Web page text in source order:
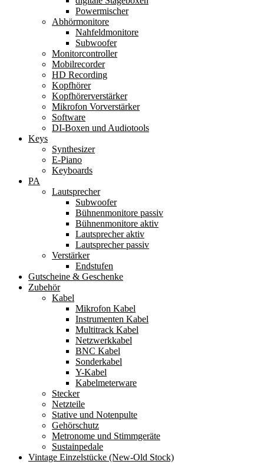
Powermischer
Abhörmonitore
Nahfeldmonitore
Subwoofer
Monitorcontroller
Mobilrecorder
HD Recording
Kopfhörer
Kopfhörerverstärker
Mikrofon Vorverstärker
Software
DI-Boxen und Audiotools
Keys
Synthesizer
E-Piano
Keyboards
PA
Lautsprecher
Subwoofer
Bühnenmonitore passiv
Bühnenmonitore aktiv
Lautsprecher aktiv
Lautsprecher passiv
Verstärker
Endstufen
Gutscheine & Geschenke
Zubehör
Kabel
Mikrofon Kabel
Instrumenten Kabel
Multitrack Kabel
Netzwerkkabel
BNC Kabel
Sonderkabel
Y-Kabel
Kabelmeterware
Stecker
Netzteile
Stative und Notenpulte
Gehörschutz
Metronome und Stimmgeräte
Sustainpedale
Vintage Einzelstücke (New-Old Stock)